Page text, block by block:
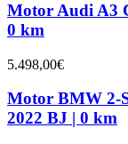
Motor Audi A3
0 km
5.498,00€
Motor BMW 2-
2022 BJ | 0 km